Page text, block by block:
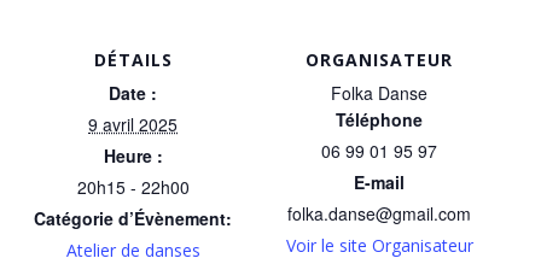
DÉTAILS
Date :
9 avril 2025
Heure :
20h15 - 22h00
Catégorie d’Évènement:
Atelier de danses
ORGANISATEUR
Folka Danse
Téléphone
06 99 01 95 97
E-mail
folka.danse@gmail.com
Voir le site Organisateur